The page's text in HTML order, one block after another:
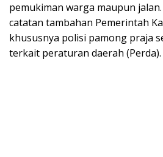
pemukiman warga maupun
catatan tambahan Pemerintah
khususnya polisi pamong praja
terkait peraturan daerah (Perda).